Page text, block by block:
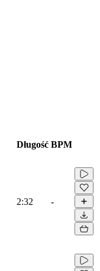
Długość BPM
2:32 -